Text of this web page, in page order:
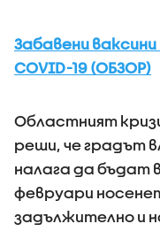
Забавени
COVID-19 (ОБЗОР)
Областният
реши, че градът
налага да бъдат
февруари
задължително и